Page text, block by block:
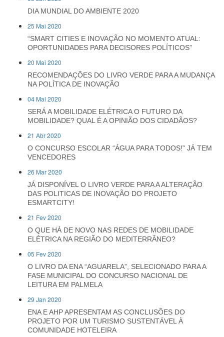
DIA MUNDIAL DO AMBIENTE 2020
25 Mai 2020
“SMART CITIES E INOVAÇÃO NO MOMENTO ATUAL:
OPORTUNIDADES PARA DECISORES POLÍTICOS”
20 Mai 2020
RECOMENDAÇÕES DO LIVRO VERDE PARA A MUDANÇA
NA POLÍTICA DE INOVAÇÃO
04 Mai 2020
SERÁ A MOBILIDADE ELÉTRICA O FUTURO DA
MOBILIDADE? QUAL É A OPINIÃO DOS CIDADÃOS?
21 Abr 2020
O CONCURSO ESCOLAR “ÁGUA PARA TODOS!” JÁ TEM
VENCEDORES
26 Mar 2020
JÁ DISPONÍVEL O LIVRO VERDE PARA A ALTERAÇÃO
DAS POLITICAS DE INOVAÇÃO DO PROJETO
ESMARTCITY!
21 Fev 2020
O QUE HÁ DE NOVO NAS REDES DE MOBILIDADE
ELÉTRICA NA REGIÃO DO MEDITERRÂNEO?
05 Fev 2020
O LIVRO DA ENA “AGUARELA”, SELECIONADO PARA A
FASE MUNICIPAL DO CONCURSO NACIONAL DE
LEITURA EM PALMELA
29 Jan 2020
ENA E AHP APRESENTAM AS CONCLUSÕES DO
PROJETO POR UM TURISMO SUSTENTÁVEL À
COMUNIDADE HOTELEIRA